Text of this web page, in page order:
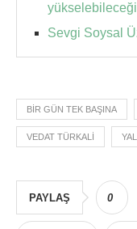
Sevgi Soysal
BIR GÜN TEK BAŞINA
VEDAT TÜRKALI
PAYLAŞ 0